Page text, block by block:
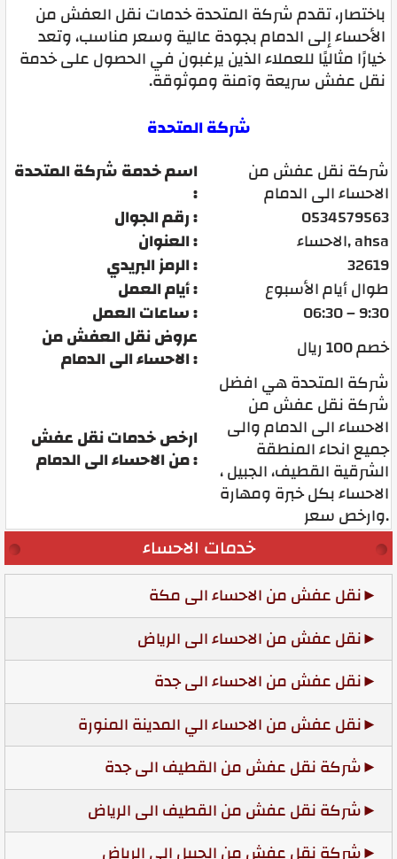
باختصار، تقدم شركة المتحدة خدمات نقل العفش من
الأحساء إلى الدمام بجودة عالية وسعر مناسب، وتعد
خيارًا مثاليًا للعملاء الذين يرغبون في الحصول على خدمة
نقل عفش سريعة وآمنة وموثوقة.
شركة المتحدة
اسم خدمة شركة المتحدة
:
شركة نقل عفش من
الاحساء الى الدمام
رقم الجوال :
0534579563
العنوان :
الاحساء, ahsa
الرمز البريدي :
32619
أيام العمل :
طوال أيام الأسبوع
ساعات العمل :
06:30 – 9:30
عروض نقل العفش من
الاحساء الى الدمام : خصم 100 ريال
ارخص خدمات نقل عفش
من الاحساء الى الدمام :
شركة المتحدة هي افضل
شركة نقل عفش من
الاحساء الى الدمام والى
جميع انحاء المنطقة
الشرقية القطيف، الجبيل ،
الاحساء بكل خبرة ومهارة
وارخص سعر.
خدمات الاحساء
نقل عفش من الاحساء الى مكة
نقل عفش من الاحساء الى الرياض
نقل عفش من الاحساء الى جدة
نقل عفش من الاحساء الي المدينة المنورة
شركة نقل عفش من القطيف الى جدة
شركة نقل عفش من القطيف الى الرياض